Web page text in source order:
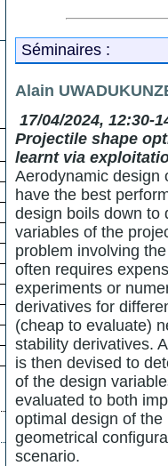
Séminaires :
Alain
17/04/2024, 12:30-
Projectile shape
learnt via
Aerodynamic design
have the best
design boils down to
variables of the
problem involving
often requires
experiments or
derivatives for
(cheap to evaluate)
stability derivatives.
is then devised to
of the design
evaluated to both
optimal design of
geometrical
scenario.